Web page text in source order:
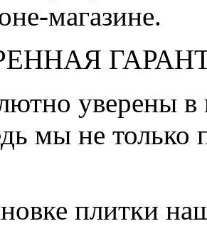
магазине.
уверены в
мы не
плитки